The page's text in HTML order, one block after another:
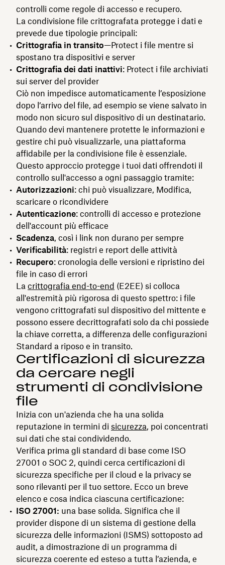
controlli come regole di accesso e recupero.
La condivisione file crittografata protegge i dati e
prevede due tipologie principali:
Crittografia in transito—Protect i file mentre si
spostano tra dispositivi e server
Crittografia dei dati inattivi: Protect i file archiviati
sui server del provider
Ciò non impedisce automaticamente l’esposizione
dopo l’arrivo del file, ad esempio se viene salvato in
modo non sicuro sul dispositivo di un destinatario.
Quando devi mantenere protette le informazioni e
gestire chi può visualizzarle, una piattaforma
affidabile per la condivisione file è essenziale.
Questo approccio protegge i tuoi dati offrendoti il
controllo sull'accesso a ogni passaggio tramite:
Autorizzazioni: chi può visualizzare, Modifica,
scaricare o ricondividere
Autenticazione: controlli di accesso e protezione
dell'account più efficace
Scadenza, così i link non durano per sempre
Verificabilità: registri e report delle attività
Recupero: cronologia delle versioni e ripristino dei
file in caso di errori
La crittografia end-to-end (E2EE) si colloca
all'estremità più rigorosa di questo spettro: i file
vengono crittografati sul dispositivo del mittente e
possono essere decrittografati solo da chi possiede
la chiave corretta, a differenza delle configurazioni
Standard a riposo e in transito.
Certificazioni di sicurezza
da cercare negli
strumenti di condivisione
file
Inizia con un'azienda che ha una solida
reputazione in termini di sicurezza, poi concentrati
sui dati che stai condividendo.
Verifica prima gli standard di base come ISO
27001 o SOC 2, quindi cerca certificazioni di
sicurezza specifiche per il cloud e la privacy se
sono rilevanti per il tuo settore. Ecco un breve
elenco e cosa indica ciascuna certificazione:
ISO 27001: una base solida. Significa che il
provider dispone di un sistema di gestione della
sicurezza delle informazioni (ISMS) sottoposto ad
audit, a dimostrazione di un programma di
sicurezza coerente ed esteso a tutta l’azienda, e